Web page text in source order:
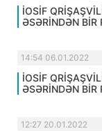
İOSİF
ƏSƏRİNDƏN BİR
14:54 06.01.2022
İOSİF
ƏSƏRİNDƏN BİR
12:27 20.01.2022